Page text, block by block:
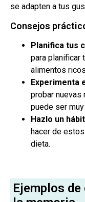
se adapten a tus
Consejos
Planifica tus
para planificar
alimentos
Experimenta
probar nuevas
puede ser
Hazlo un
hacer de
dieta.
Ejemplos